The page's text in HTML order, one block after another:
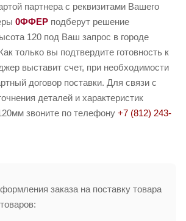
партнера с реквизитами Вашего
0ФФЕР подберут решение
120 под Ваш запрос в городе
только вы подтвердите готовность к
выставит счет, при необходимости
договор поставки. Для связи с
деталей и характеристик
звоните по телефону +7 (812) 243-
заказа на поставку товара